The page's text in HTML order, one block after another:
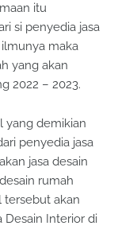
itu
si penyedia jasa
maka
yang akan
2022 – 2023.
yang demikian
penyedia jasa
jasa desain
rumah
tersebut akan
Desain Interior di